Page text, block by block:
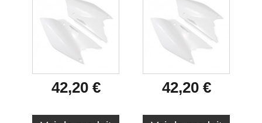
42,20 € 42,20 €